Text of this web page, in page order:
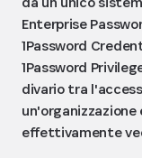
Enterprise
1Password
1Password
divario tra
un'organizzazione
effettivamente